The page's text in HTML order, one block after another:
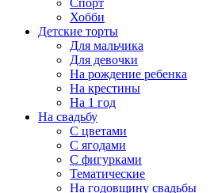
Спорт
Хобби
Детские торты
Для мальчика
Для девочки
На рождение ребенка
На крестины
На 1 год
На свадьбу
С цветами
С ягодами
С фигурками
Тематические
На годовщину свадьбы